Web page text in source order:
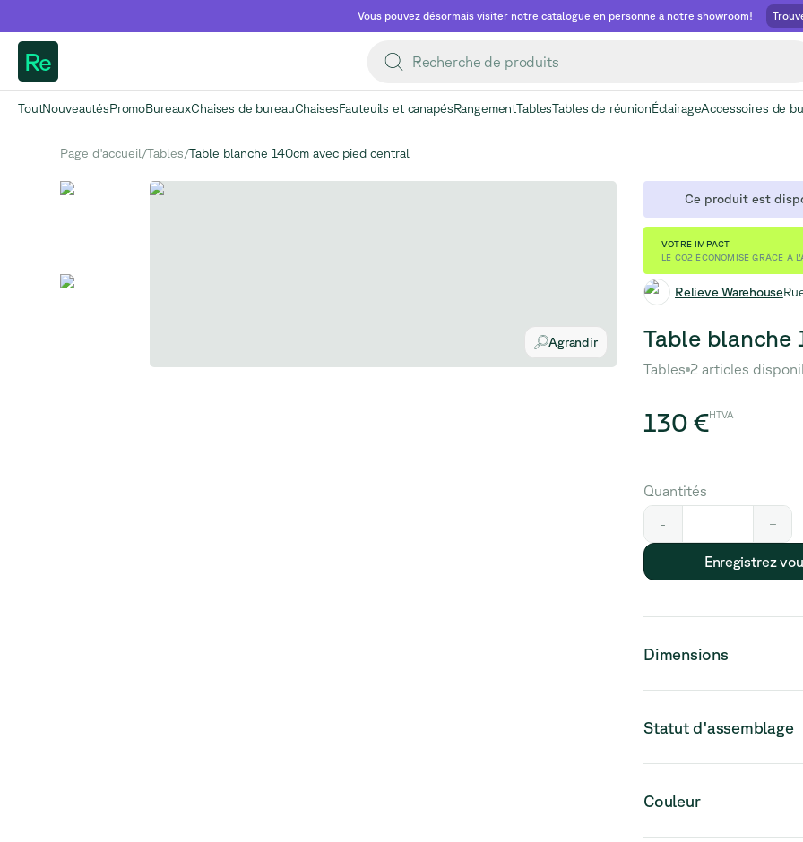
Vous pouvez désormais visiter notre catalogue en personne à notre showroom!
Re
ToutNouveautésPromoBureauxChaises de bureauChaisesFauteuils et canapésRangementTablesTables de réunionÉclairageAccessoires de
Page d'accueil/Tables/Table blanche 140cm avec pied central
Agrandir
Ce produit est
VOTRE IMPACT
LE CO2 ÉCONOMISÉ GRÂCE À
Relieve Warehouse
Table blanche
Tables 2 articles
130 €HTVA
Quantités
- +
Enregistrez
Dimensions
Statut d'assemblage
Couleur